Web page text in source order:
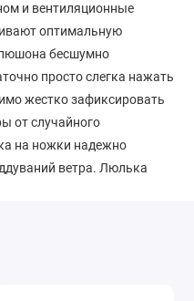
и вентиляционные
оптимальную
бесшумно
просто слегка нажать
жестко зафиксировать
от случайного
на ножки надежно
ветра. Люлька